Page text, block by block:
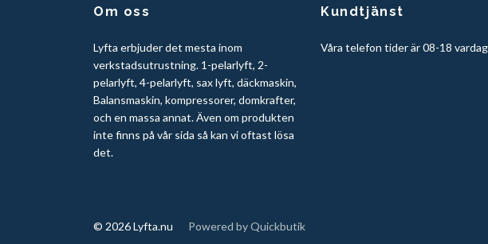
Om oss
Lyfta erbjuder det mesta inom
verkstadsutrustning. 1-pelarlyft, 2-
pelarlyft, 4-pelarlyft, sax lyft, däckmaskin,
Balansmaskin, kompressorer, domkrafter,
och en massa annat. Även om produkten
inte finns på vår sida så kan vi oftast lösa
det.
Kundtjänst
Våra telefon tider är 08-18
© 2026 Lyfta.nu Powered by Quickbutik